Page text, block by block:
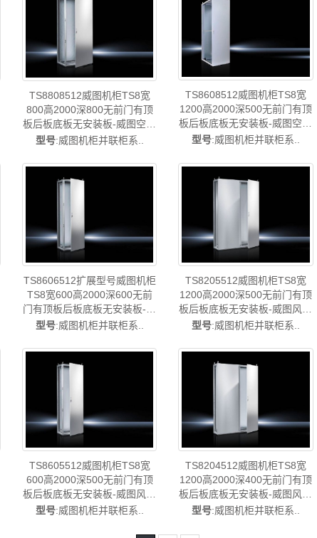
TS8808512威图机柜TS8宽
800高2000深800无前门有顶
板后板底板无安装板-威图空调
威图风扇TS8808.512
型号:威图机柜并联柜系..
TS8608512威图机柜TS8宽
1200高2000深500无前门有顶
板后板底板无安装板-威图空调
威图风扇TS8608.512
型号:威图机柜并联柜系..
TS8606512扩展型号威图机柜
TS8宽600高2000深600无前
门有顶板后板底板无安装板-威
图风扇威图风扇TS8606.512
型号:威图机柜并联柜系..
TS8205512威图机柜TS8宽
1200高2000深500无前门有顶
板后板底板无安装板-威图风扇
威图风扇TS8205.512
型号:威图机柜并联柜系..
TS8605512威图机柜TS8宽
600高2000深500无前门有顶
板后板底板无安装板-威图风扇
威图风扇TS8605.512
型号:威图机柜并联柜系..
TS8204512威图机柜TS8宽
1200高2000深400无前门有顶
板后板底板无安装板-威图风扇
威图风扇TS8204.512
型号:威图机柜并联柜系..